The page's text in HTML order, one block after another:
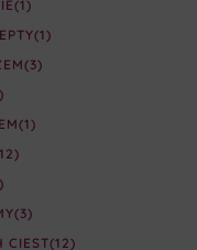
(1)
(1)
(3)
(1)
(3)
CIEST(12)